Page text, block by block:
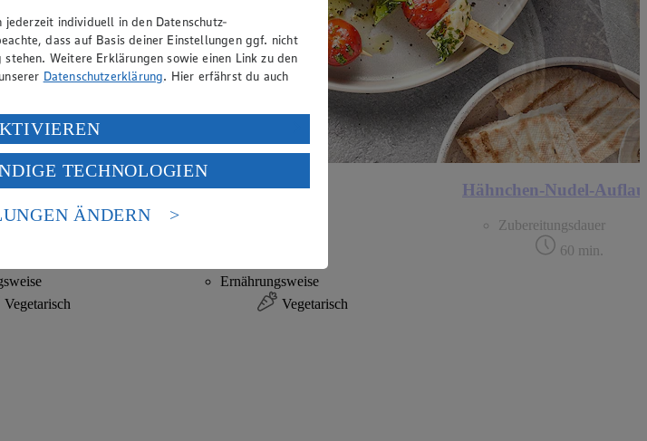
Ziegenkäse
Vegetarisch
Halloumi Spieße
Ernährungsweise
Vegetarisch
Hähnchen-Nudel-
Zubereitungsdauer
60 min.
individuell in den Datenschutz-
dass auf Basis deiner Einstellungen ggf. nicht
Weitere Erklärungen sowie einen Link zu den
Datenschutzerklärung. Hier erfährst du auch
in den USA durch Facebook und YouTube:
du im Sinne des Art. 49 Abs. 1 Satz 1 lit. a) DSGVO
werden. Der EuGH sieht die USA als Land mit
angemessenen Datenschutzniveau an. Es besteht das
Behörden.
TECHNOLOGIEN
ÄNDERN